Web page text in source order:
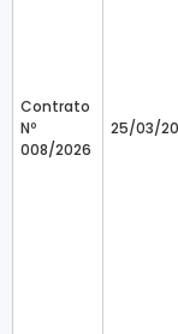
Contrato
Nº
008/2026
25/03/